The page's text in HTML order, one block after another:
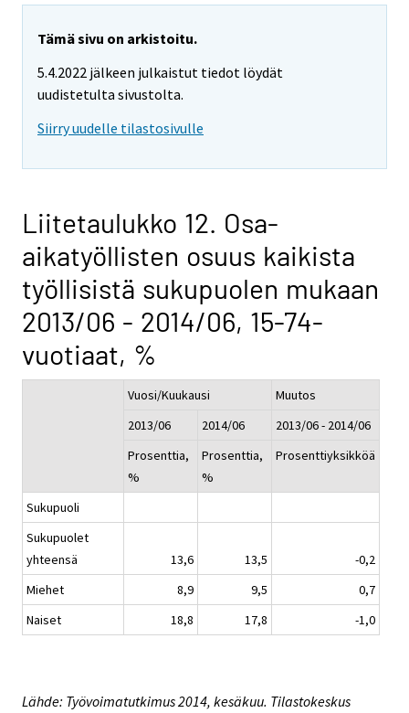
Tämä sivu on arkistoitu.
5.4.2022 jälkeen julkaistut tiedot löydät
uudistetulta sivustolta.
Siirry uudelle tilastosivulle
Liitetaulukko 12. Osa-
aikatyöllisten osuus kaikista
työllisistä sukupuolen mukaan
2013/06 - 2014/06, 15-74-
vuotiaat, %
Vuosi/Kuukausi
Muutos
2013/06
2014/06
2013/06 - 2014/06
Prosenttia,
%
Prosenttia,
%
Prosenttiyksikköä
Sukupuoli
Sukupuolet
yhteensä
13,6 13,5
-0,2
Miehet
8,9 9,5
0,7
Naiset
18,8 17,8 -1,0
Lähde: Työvoimatutkimus 2014, kesäkuu. Tilastokeskus